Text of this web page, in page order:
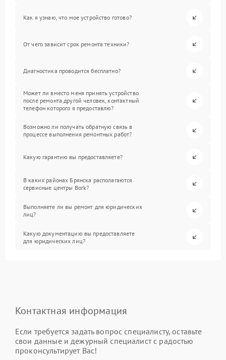
Как я узнаю, что мое устройство готово?
От чего зависит срок ремонта техники?
Диагностика проводится бесплатно?
Может ли вместо меня принять устройство
после ремонта другой человек, контактный
телефон которого я предоставлю?
Возможно ли получать обратную связь в
процессе выполнения ремонтных работ?
Какую гарантию вы предоставляете?
В каких районах Брянска располагаются
сервисные центры Bork?
Выполняете ли вы ремонт для юридических
лиц?
Какую документацию вы предоставляете
для юридических лиц?
Контактная информация
Если требуется задать вопрос специалисту, оставьте
свои данные и дежурный специалист с радостью
проконсультирует Вас!